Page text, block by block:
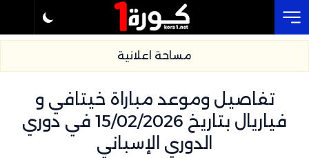
مساحة اعلانية
تفاصيل وموعد مباراة خيتافي و
فياريال بتاريخ 15/02/2026 في دوري
الدوري الإسباني